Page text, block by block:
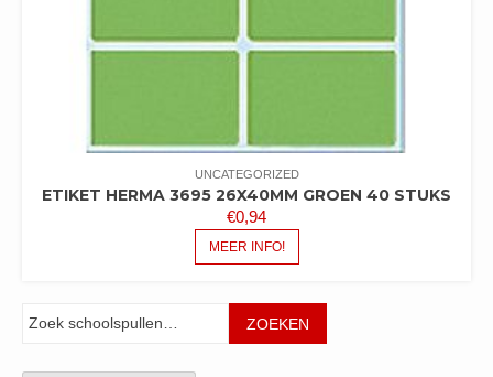
UNCATEGORIZED
ETIKET HERMA 3695 26X40MM GROEN 40 STUKS
€0,94
MEER INFO!
ZOEKEN